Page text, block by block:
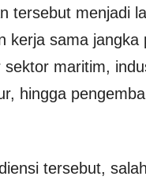
tersebut menjadi
kerja sama jangka
sektor maritim,
hingga
tersebut,